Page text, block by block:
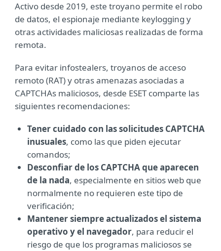
Activo desde 2019, este troyano permite el robo
de datos, el espionaje mediante keylogging y
otras actividades maliciosas realizadas de forma
remota.
Para evitar infostealers, troyanos de acceso
remoto (RAT) y otras amenazas asociadas a
CAPTCHAs maliciosos, desde ESET comparte las
siguientes recomendaciones:
Tener cuidado con las solicitudes CAPTCHA
inusuales, como las que piden ejecutar
comandos;
Desconfiar de los CAPTCHA que aparecen
de la nada, especialmente en sitios web que
normalmente no requieren este tipo de
verificación;
Mantener siempre actualizados el sistema
operativo y el navegador, para reducir el
riesgo de que los programas maliciosos se